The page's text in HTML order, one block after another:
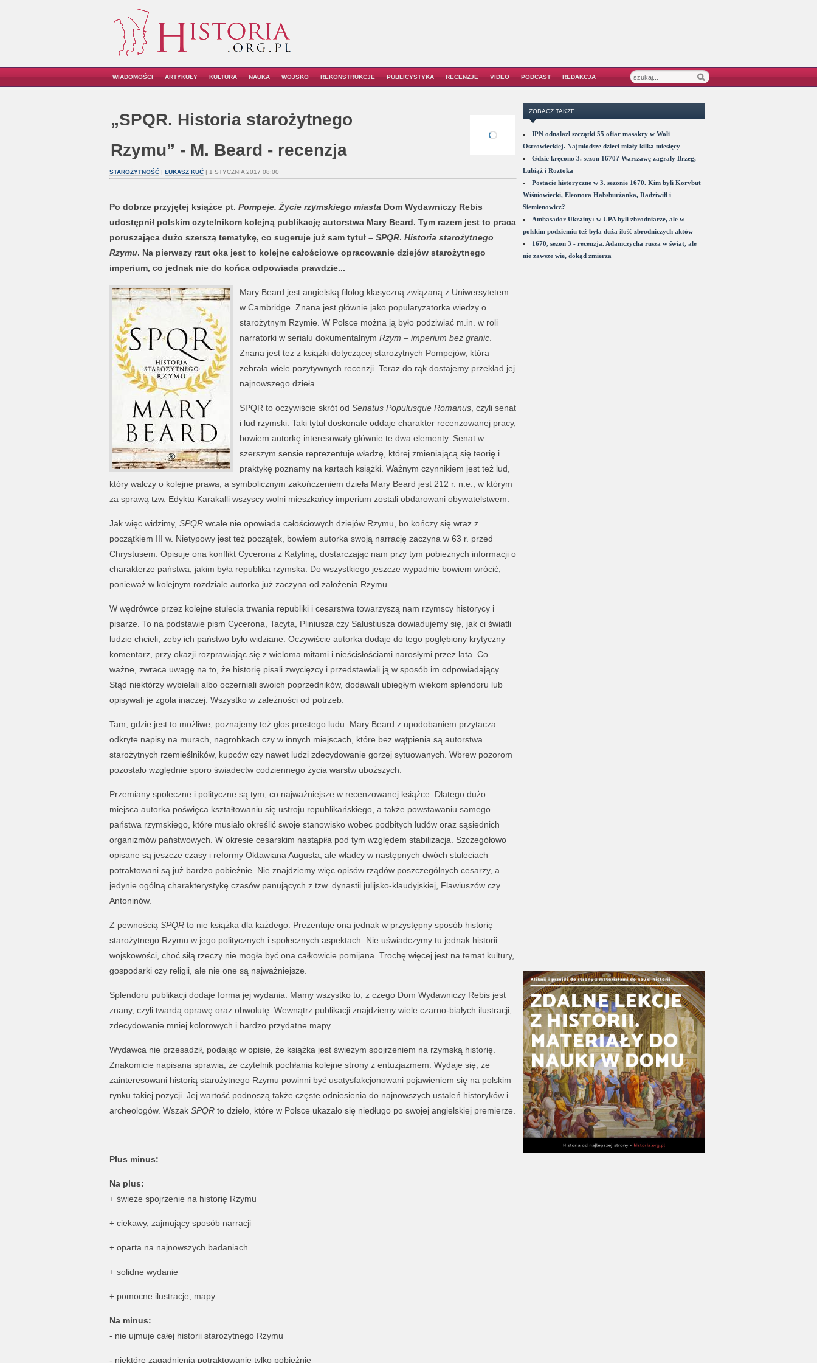
WIADOMOŚCI ARTYKUŁY KULTURA NAUKA WOJSKO REKONSTRUKCJE PUBLICYSTYKA RECENZJE VIDEO PODCAST REDAKCJA
„SPQR. Historia starożytnego
Rzymu” - M. Beard - recenzja
STAROŻYTNOŚĆ| ŁUKASZ KUĆ| 1 STYCZNIA 2017 08:00
Po dobrze przyjętej książce pt. Pompeje. Życie rzymskiego miasta Dom Wydawniczy Rebis
udostępnił polskim czytelnikom kolejną publikację autorstwa Mary Beard. Tym razem jest to praca
poruszająca dużo szerszą tematykę, co sugeruje już sam tytuł – SPQR. Historia starożytnego
Rzymu. Na pierwszy rzut oka jest to kolejne całościowe opracowanie dziejów starożytnego
imperium, co jednak nie do końca odpowiada prawdzie...
Mary Beard jest angielską filolog klasyczną związaną z Uniwersytetem
w Cambridge. Znana jest głównie jako popularyzatorka wiedzy o
starożytnym Rzymie. W Polsce można ją było podziwiać m.in. w roli
narratorki w serialu dokumentalnym Rzym – imperium bez granic.
Znana jest też z książki dotyczącej starożytnych Pompejów, która
zebrała wiele pozytywnych recenzji. Teraz do rąk dostajemy przekład jej
najnowszego dzieła.
SPQR to oczywiście skrót od Senatus Populusque Romanus, czyli senat
i lud rzymski. Taki tytuł doskonale oddaje charakter recenzowanej pracy,
bowiem autorkę interesowały głównie te dwa elementy. Senat w
szerszym sensie reprezentuje władzę, której zmieniającą się teorię i
praktykę poznamy na kartach książki. Ważnym czynnikiem jest też lud,
który walczy o kolejne prawa, a symbolicznym zakończeniem dzieła Mary Beard jest 212 r. n.e., w którym
za sprawą tzw. Edyktu Karakalli wszyscy wolni mieszkańcy imperium zostali obdarowani obywatelstwem.
Jak więc widzimy, SPQRwcale nie opowiada całościowych dziejów Rzymu, bo kończy się wraz z
początkiem III w. Nietypowy jest też początek, bowiem autorka swoją narrację zaczyna w 63 r. przed
Chrystusem. Opisuje ona konflikt Cycerona z Katyliną, dostarczając nam przy tym pobieżnych informacji o
charakterze państwa, jakim była republika rzymska. Do wszystkiego jeszcze wypadnie bowiem wrócić,
ponieważ w kolejnym rozdziale autorka już zaczyna od założenia Rzymu.
W wędrówce przez kolejne stulecia trwania republiki i cesarstwa towarzyszą nam rzymscy historycy i
pisarze. To na podstawie pism Cycerona, Tacyta, Pliniusza czy Salustiusza dowiadujemy się, jak ci światli
ludzie chcieli, żeby ich państwo było widziane. Oczywiście autorka dodaje do tego pogłębiony krytyczny
komentarz, przy okazji rozprawiając się z wieloma mitami i nieścisłościami narosłymi przez lata. Co
ważne, zwraca uwagę na to, że historię pisali zwycięzcy i przedstawiali ją w sposób im odpowiadający.
Stąd niektórzy wybielali albo oczerniali swoich poprzedników, dodawali ubiegłym wiekom splendoru lub
opisywali je zgoła inaczej. Wszystko w zależności od potrzeb.
Tam, gdzie jest to możliwe, poznajemy też głos prostego ludu. Mary Beard z upodobaniem przytacza
odkryte napisy na murach, nagrobkach czy w innych miejscach, które bez wątpienia są autorstwa
starożytnych rzemieślników, kupców czy nawet ludzi zdecydowanie gorzej sytuowanych. Wbrew pozorom
pozostało względnie sporo świadectw codziennego życia warstw uboższych.
Przemiany społeczne i polityczne są tym, co najważniejsze w recenzowanej książce. Dlatego dużo
miejsca autorka poświęca kształtowaniu się ustroju republikańskiego, a także powstawaniu samego
państwa rzymskiego, które musiało określić swoje stanowisko wobec podbitych ludów oraz sąsiednich
organizmów państwowych. W okresie cesarskim nastąpiła pod tym względem stabilizacja. Szczegółowo
opisane są jeszcze czasy i reformy Oktawiana Augusta, ale władcy w następnych dwóch stuleciach
potraktowani są już bardzo pobieżnie. Nie znajdziemy więc opisów rządów poszczególnych cesarzy, a
jedynie ogólną charakterystykę czasów panujących z tzw. dynastii julijsko-klaudyjskiej, Flawiuszów czy
Antoninów.
Z pewnością SPQRto nie książka dla każdego. Prezentuje ona jednak w przystępny sposób historię
starożytnego Rzymu w jego politycznych i społecznych aspektach. Nie uświadczymy tu jednak historii
wojskowości, choć siłą rzeczy nie mogła być ona całkowicie pomijana. Trochę więcej jest na temat kultury,
gospodarki czy religii, ale nie one są najważniejsze.
Splendoru publikacji dodaje forma jej wydania. Mamy wszystko to, z czego Dom Wydawniczy Rebis jest
znany, czyli twardą oprawę oraz obwolutę. Wewnątrz publikacji znajdziemy wiele czarno-białych ilustracji,
zdecydowanie mniej kolorowych i bardzo przydatne mapy.
Wydawca nie przesadził, podając w opisie, że książka jest świeżym spojrzeniem na rzymską historię.
Znakomicie napisana sprawia, że czytelnik pochłania kolejne strony z entuzjazmem. Wydaje się, że
zainteresowani historią starożytnego Rzymu powinni być usatysfakcjonowani pojawieniem się na polskim
rynku takiej pozycji. Jej wartość podnoszą także częste odniesienia do najnowszych ustaleń historyków i
archeologów. Wszak SPQRto dzieło, które w Polsce ukazało się niedługo po swojej angielskiej premierze.
Plus minus:
Na plus:
+ świeże spojrzenie na historię Rzymu
+ ciekawy, zajmujący sposób narracji
+ oparta na najnowszych badaniach
+ solidne wydanie
+ pomocne ilustracje, mapy
Na minus:
- nie ujmuje całej historii starożytnego Rzymu
- niektóre zagadnienia potraktowanie tylko pobieżnie
ZOBACZ TAKŻE
IPN odnalazł szczątki 55 ofiar masakry w Woli
Ostrowieckiej. Najmłodsze dzieci miały kilka miesięcy
Gdzie kręcono 3. sezon 1670? Warszawę zagrały Brzeg,
Lubiąż i Roztoka
Postacie historyczne w 3. sezonie 1670. Kim byli Korybut
Wiśniowiecki, Eleonora Habsburżanka, Radziwiłł i
Siemienowicz?
Ambasador Ukrainy: w UPA byli zbrodniarze, ale w
polskim podziemiu też była duża ilość zbrodniczych aktów
1670, sezon 3 - recenzja. Adamczycha rusza w świat, ale
nie zawsze wie, dokąd zmierza